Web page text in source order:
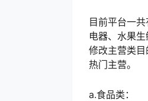
目前平台一
电器、水果
修改主营类
热门主营。
a.食品类：